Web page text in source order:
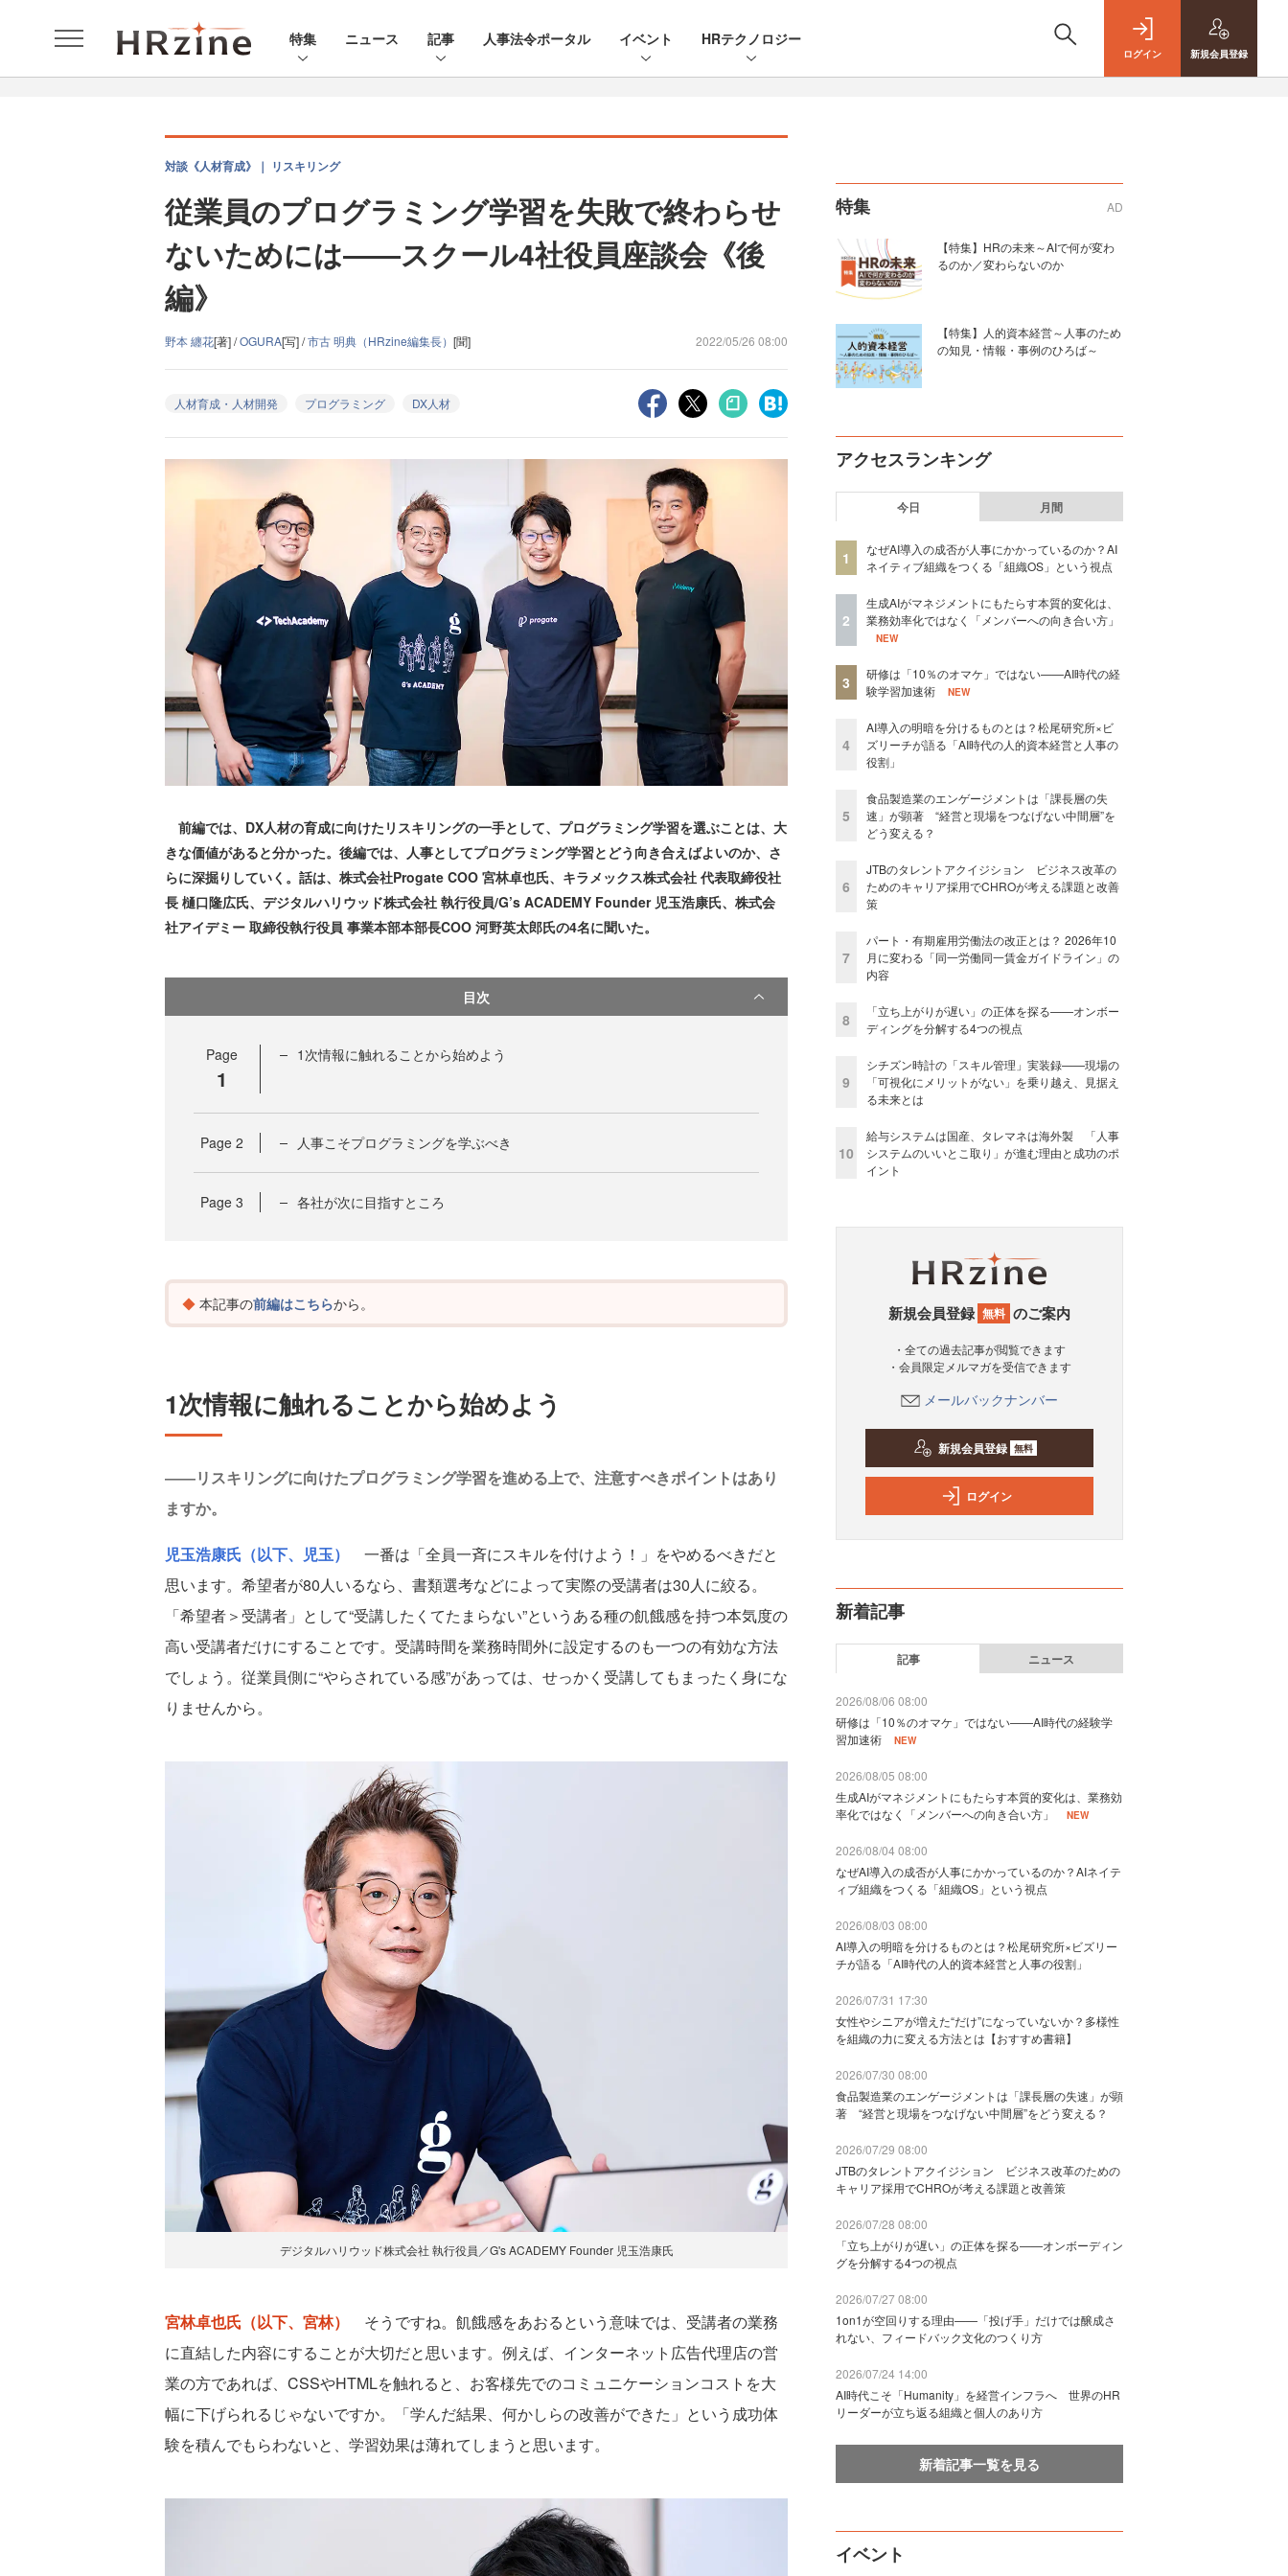
特集 ニュース 記事 人事法令ポータル イベント HRテクノロジー
ログイン 新規会員登録
対談《人材育成》｜ リスキリング
従業員のプログラミング学習を失敗で終わらせ
ないためには――スクール4社役員座談会《後
編》
野本 纏花[著] /OGURA[写] /市古 明典（HRzine編集長） [聞] 2022/05/26 08:00
人材育成・人材開発 プログラミング DX人材
前編では、DX人材の育成に向けたリスキリングの一手として、プログラミング学習を選ぶことは、大
きな価値があると分かった。後編では、人事としてプログラミング学習とどう向き合えばよいのか、さ
らに深掘りしていく。話は、株式会社Progate COO 宮林卓也氏、キラメックス株式会社 代表取締役社
長 樋口隆広氏、デジタルハリウッド株式会社 執行役員/G’s ACADEMY Founder 児玉浩康氏、株式会
社アイデミー 取締役執行役員 事業本部本部長COO 河野英太郎氏の4名に聞いた。
目次
Page
1
1次情報に触れることから始めよう
Page 2 人事こそプログラミングを学ぶべき
Page 3 各社が次に目指すところ
本記事の前編はこちらから。
1次情報に触れることから始めよう
――リスキリングに向けたプログラミング学習を進める上で、注意すべきポイントはあり
ますか。
児玉浩康氏（以下、児玉）
一番は「全員一斉にスキルを付けよう！」をやめるべきだと
思います。希望者が80人いるなら、書類選考などによって実際の受講者は30人に絞る。
「希望者＞受講者」として“受講したくてたまらない”というある種の飢餓感を持つ本気度の
高い受講者だけにすることです。受講時間を業務時間外に設定するのも一つの有効な方法
でしょう。従業員側に“やらされている感”があっては、せっかく受講してもまったく身にな
りませんから。
デジタルハリウッド株式会社 執行役員／G's ACADEMY Founder 児玉浩康氏
宮林卓也氏（以下、宮林）
そうですね。飢餓感をあおるという意味では、受講者の業務
に直結した内容にすることが大切だと思います。例えば、インターネット広告代理店の営
業の方であれば、CSSやHTMLを触れると、お客様先でのコミュニケーションコストを大
幅に下げられるじゃないですか。「学んだ結果、何かしらの改善ができた」という成功体
験を積んでもらわないと、学習効果は薄れてしまうと思います。
特集 AD
【特集】HRの未来～AIで何が変わ
るのか／変わらないのか
【特集】人的資本経営～人事のため
の知見・情報・事例のひろば～
アクセスランキング
今日 月間
1
なぜAI導入の成否が人事にかかっているのか？AI
ネイティブ組織をつくる「組織OS」という視点
2
生成AIがマネジメントにもたらす本質的変化は、
業務効率化ではなく「メンバーへの向き合い方」
NEW
3
研修は「10％のオマケ」ではない——AI時代の経
験学習加速術
NEW
4
AI導入の明暗を分けるものとは？松尾研究所×ビ
ズリーチが語る「AI時代の人的資本経営と人事の
役割」
5
食品製造業のエンゲージメントは「課長層の失
速」が顕著 “経営と現場をつなげない中間層”を
どう変える？
6
JTBのタレントアクイジション ビジネス改革の
ためのキャリア採用でCHROが考える課題と改善
策
7
パート・有期雇用労働法の改正とは？ 2026年10
月に変わる「同一労働同一賃金ガイドライン」の
内容
8
「立ち上がりが遅い」の正体を探る——オンボー
ディングを分解する4つの視点
9
シチズン時計の「スキル管理」実装録——現場の
「可視化にメリットがない」を乗り越え、見据え
る未来とは
10
給与システムは国産、タレマネは海外製 「人事
システムのいいとこ取り」が進む理由と成功のポ
イント
新規会員登録 無料 のご案内
・全ての過去記事が閲覧できます
・会員限定メルマガを受信できます
メールバックナンバー
新規会員登録 無料
ログイン
新着記事
記事 ニュース
2026/08/06 08:00
研修は「10％のオマケ」ではない——AI時代の経験学
習加速術
NEW
2026/08/05 08:00
生成AIがマネジメントにもたらす本質的変化は、業務効
率化ではなく「メンバーへの向き合い方」
NEW
2026/08/04 08:00
なぜAI導入の成否が人事にかかっているのか？AIネイテ
ィブ組織をつくる「組織OS」という視点
2026/08/03 08:00
AI導入の明暗を分けるものとは？松尾研究所×ビズリー
チが語る「AI時代の人的資本経営と人事の役割」
2026/07/31 17:30
女性やシニアが増えた“だけ”になっていないか？多様性
を組織の力に変える方法とは【おすすめ書籍】
2026/07/30 08:00
食品製造業のエンゲージメントは「課長層の失速」が顕
著 “経営と現場をつなげない中間層”をどう変える？
2026/07/29 08:00
JTBのタレントアクイジション ビジネス改革のための
キャリア採用でCHROが考える課題と改善策
2026/07/28 08:00
「立ち上がりが遅い」の正体を探る——オンボーディン
グを分解する4つの視点
2026/07/27 08:00
1on1が空回りする理由——「投げ手」だけでは醸成さ
れない、フィードバック文化のつくり方
2026/07/24 14:00
AI時代こそ「Humanity」を経営インフラへ 世界のHR
リーダーが立ち返る組織と個人のあり方
新着記事一覧を見る
イベント